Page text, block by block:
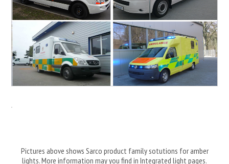
Pictures above shows Sarco product family sotutions for amber
lights. More information may you find in Integrated light pages.